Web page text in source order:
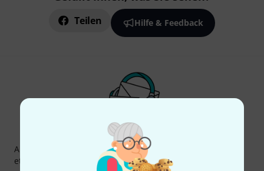
Teilen Hilfe & Feedback
Thomann Newsletter
Abonniere den Thomann Newsletter und gewinne mit
etwas Glück einen von 50 Gutscheinenüber jeweils